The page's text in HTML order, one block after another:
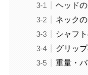
ヘッド
ネック
シャフ
グリッ
重量・